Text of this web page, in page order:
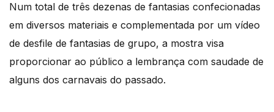
Num total de três dezenas de fantasias confecionadas
em diversos materiais e complementada por um vídeo
de desfile de fantasias de grupo, a mostra visa
proporcionar ao público a lembrança com saudade de
alguns dos carnavais do passado.